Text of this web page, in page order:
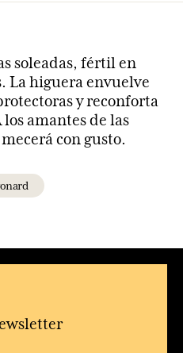
soleadas, fértil en
La higuera envuelve
y reconforta
amantes de las
con gusto.